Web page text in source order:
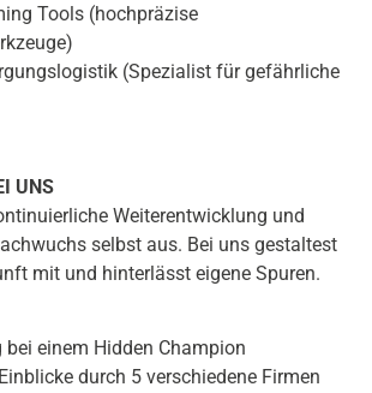
Tools (hochpräzise
(Spezialist für gefährliche
UNS
Weiterentwicklung und
selbst aus. Bei uns gestaltest
mit und hinterlässt eigene Spuren.
einem Hidden Champion
durch 5 verschiedene Firmen